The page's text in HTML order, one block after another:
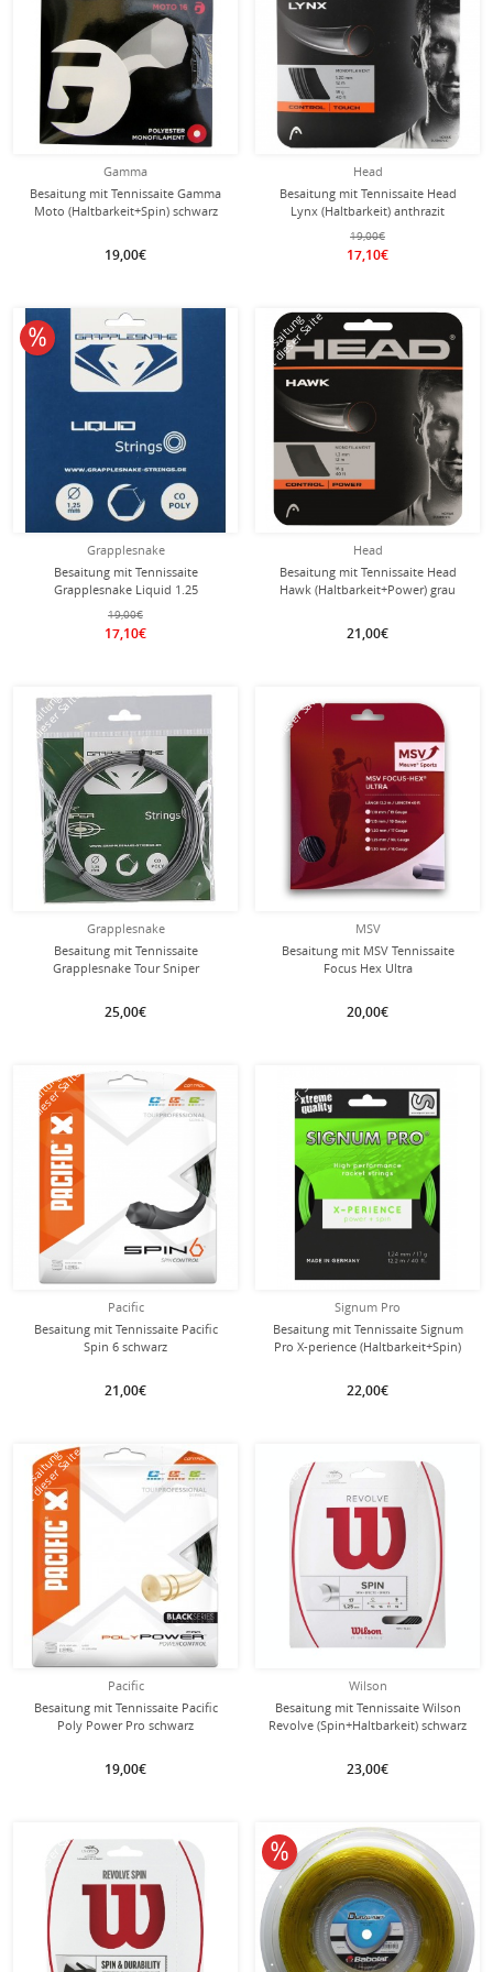
Gamma
Besaitung mit Tennissaite Gamma
Moto (Haltbarkeit+Spin) schwarz
19,00€
Head
Besaitung mit Tennissaite Head
Lynx (Haltbarkeit) anthrazit
19,00€
17,10€
Grapplesnake
Besaitung mit Tennissaite
Grapplesnake Liquid 1.25
(Haltbarkeit+Touch) silber
19,00€
17,10€
10% reduziert
Head
Besaitung mit Tennissaite Head
Hawk (Haltbarkeit+Power) grau
21,00€
Besaitung
mit dieser Saite
Grapplesnake
Besaitung mit Tennissaite
Grapplesnake Tour Sniper
25,00€
Besaitung
mit dieser Saite
MSV
Besaitung mit MSV Tennissaite
Focus Hex Ultra
20,00€
Besaitung
mit dieser Saite
Pacific
Besaitung mit Tennissaite Pacific
Spin 6 schwarz
21,00€
Besaitung
mit dieser Saite
Signum Pro
Besaitung mit Tennissaite Signum
Pro X-perience (Haltbarkeit+Spin)
22,00€
Besaitung
mit dieser Saite
Pacific
Besaitung mit Tennissaite Pacific
Poly Power Pro schwarz
19,00€
Besaitung
mit dieser Saite
Wilson
Besaitung mit Tennissaite Wilson
Revolve (Spin+Haltbarkeit) schwarz
23,00€
Besaitung
mit dieser Saite
Besaitung
mit dieser Saite 10% reduziert